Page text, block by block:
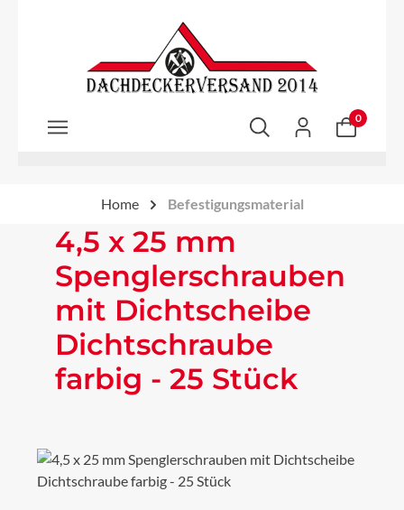
Zum Hauptinhalt springen
0
Home Befestigungsmaterial
4,5 x 25 mm
Spenglerschrauben
mit Dichtscheibe
Dichtschraube
farbig - 25 Stück
Bildergalerie überspringen